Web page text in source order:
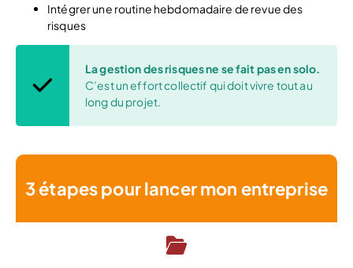
Intégrer une routine hebdomadaire de revue des
risques
La gestion des risques ne se fait pas en solo.
C’est un effort collectif qui doit vivre tout au
long du projet.
3 étapes pour lancer mon entreprise